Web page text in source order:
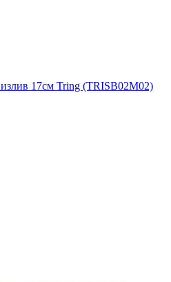
17см Tring (TRISB02M02)